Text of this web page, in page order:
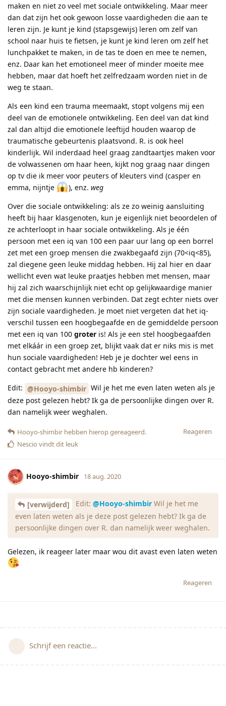
maken en niet zo veel met sociale ontwikkeling. Maar meer
dan dat zijn het ook gewoon losse vaardigheden die aan te
leren zijn. Je kunt je kind (stapsgewijs) leren om zelf van
school naar huis te fietsen, je kunt je kind leren om zelf het
lunchpakket te maken, in de tas te doen en mee te nemen,
enz. Daar kan het emotioneel meer of minder moeite mee
hebben, maar dat hoeft het zelfredzaam worden niet in de
weg te staan.
Als een kind een trauma meemaakt, stopt volgens mij een
deel van de emotionele ontwikkeling. Een deel van dat kind
zal dan altijd die emotionele leeftijd houden waarop de
traumatische gebeurtenis plaatsvond. R. is ook heel
kinderlijk. Wil inderdaad heel graag zandtaartjes maken voor
de volwassenen om haar heen, kijkt nog graag naar dingen
op tv die ik meer voor peuters of kleuters vind (casper en
emma, nijntje
), enz. weg
Over die sociale ontwikkeling: als ze zo weinig aansluiting
heeft bij haar klasgenoten, kun je eigenlijk niet beoordelen of
ze achterloopt in haar sociale ontwikkeling. Als je één
persoon met een iq van 100 een paar uur lang op een borrel
zet met een groep mensen die zwakbegaafd zijn (70<iq<85),
zal diegene geen leuke middag hebben. Hij zal hier en daar
wellicht even wat leuke praatjes hebben met mensen, maar
hij zal zich waarschijnlijk niet echt op gelijkwaardige manier
met die mensen kunnen verbinden. Dat zegt echter niets over
zijn sociale vaardigheden. Je moet niet vergeten dat het iq-
verschil tussen een hoogbegaafde en de gemiddelde persoon
met een iq van 100 groter is! Als je een stel hoogbegaafden
met elkáár in een groep zet, blijkt vaak dat er niks mis is met
hun sociale vaardigheden! Heb je je dochter wel eens in
contact gebracht met andere hb kinderen?
Edit: @Hooyo-shimbir Wil je het me even laten weten als je
deze post gelezen hebt? Ik ga de persoonlijke dingen over R.
dan namelijk weer weghalen.
Reageren
Hooyo-shimbir hebben hierop gereageerd.
Nescio vindt dit leuk
Hooyo-shimbir 18 aug. 2020
[verwijderd] Edit: @Hooyo-shimbir Wil je het me
even laten weten als je deze post gelezen hebt? Ik ga de
persoonlijke dingen over R. dan namelijk weer weghalen.
Gelezen, ik reageer later maar wou dit avast even laten weten
Reageren
Schrijf een reactie...